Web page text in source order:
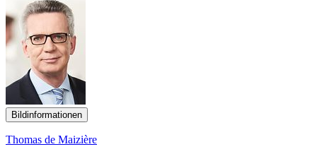
Bildinformationen
Thomas de Maizière